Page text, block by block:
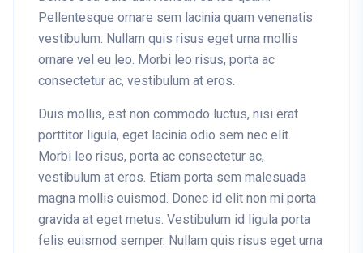
Pellentesque ornare sem lacinia quam venenatis
vestibulum. Nullam quis risus eget urna mollis
ornare vel eu leo. Morbi leo risus, porta ac
consectetur ac, vestibulum at eros.
Duis mollis, est non commodo luctus, nisi erat
porttitor ligula, eget lacinia odio sem nec elit.
Morbi leo risus, porta ac consectetur ac,
vestibulum at eros. Etiam porta sem malesuada
magna mollis euismod. Donec id elit non mi porta
gravida at eget metus. Vestibulum id ligula porta
felis euismod semper. Nullam quis risus eget urna